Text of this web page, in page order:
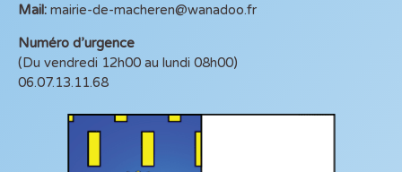
Mail: mairie-de-macheren@wanadoo.fr
Numéro d’urgence
(Du vendredi 12h00 au lundi 08h00)
06.07.13.11.68